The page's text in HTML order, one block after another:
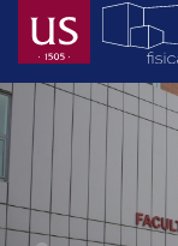
Pasar
contenido
principal
Menú
Principal